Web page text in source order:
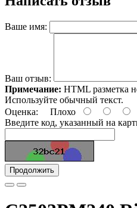
Ваше имя:
Ваш отзыв:
Примечание: HTML разметка
Используйте обычный текст.
Оценка: Плохо
Введите код, указанный на
Продолжить